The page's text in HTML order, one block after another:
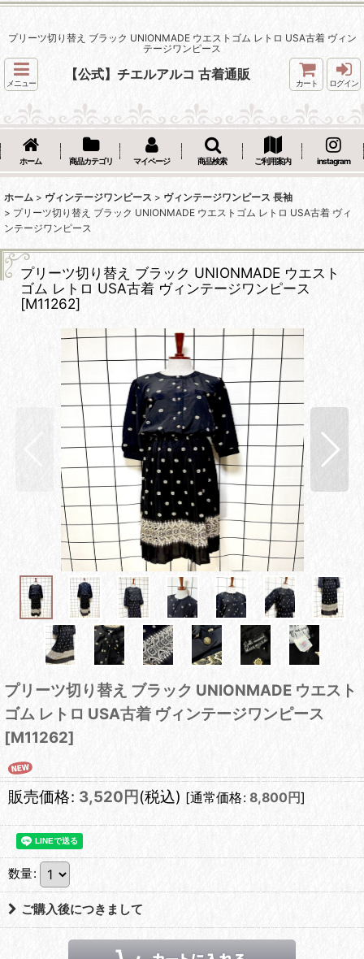
プリーツ切り替え ブラック UNIONMADE ウエストゴム レトロ USA古着 ヴィン
テージワンピース
メニュー
【公式】チエルアルコ 古着通販
カート ログイン
ホーム 商品カテゴリ マイページ 商品検索 ご利用案内 instagram
ホーム > ヴィンテージワンピース > ヴィンテージワンピース 長袖
> プリーツ切り替え ブラック UNIONMADE ウエストゴム レトロ USA古着 ヴィ
ンテージワンピース
プリーツ切り替え ブラック UNIONMADE ウエスト
ゴム レトロ USA古着 ヴィンテージワンピース
[M11262]
プリーツ切り替え ブラック UNIONMADE ウエスト
ゴム レトロ USA古着 ヴィンテージワンピース
[M11262]
販売価格: 3,520 円 (税込) [通常価格: 8,800 円]
数量:
ご購入後につきまして